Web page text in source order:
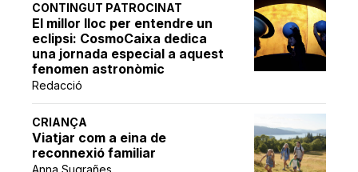
CONTINGUT PATROCINAT
El millor lloc per entendre un
eclipsi: CosmoCaixa dedica
una jornada especial a aquest
fenomen astronòmic
Redacció
CRIANÇA
Viatjar com a eina de
reconnexió familiar
Anna Sugrañes